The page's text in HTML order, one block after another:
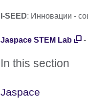
I-SEED: Инновации -
Jaspace STEM Lab -
In this section
Jaspace